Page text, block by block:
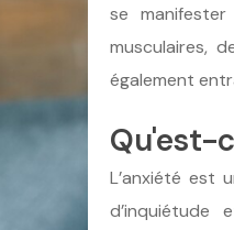
se
musculaires,
également
Qu'est-
L’anxiété est
d’inquiétude